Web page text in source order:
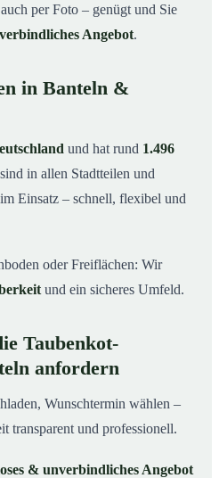
per Foto – genügt und Sie
Angebot.
in Banteln &
und hat rund 1.496
in allen Stadtteilen und
Einsatz – schnell, flexibel und
oder Freiflächen: Wir
und ein sicheres Umfeld.
Taubenkot-
anfordern
Wunschtermin wählen –
transparent und professionell.
& unverbindliches Angebot